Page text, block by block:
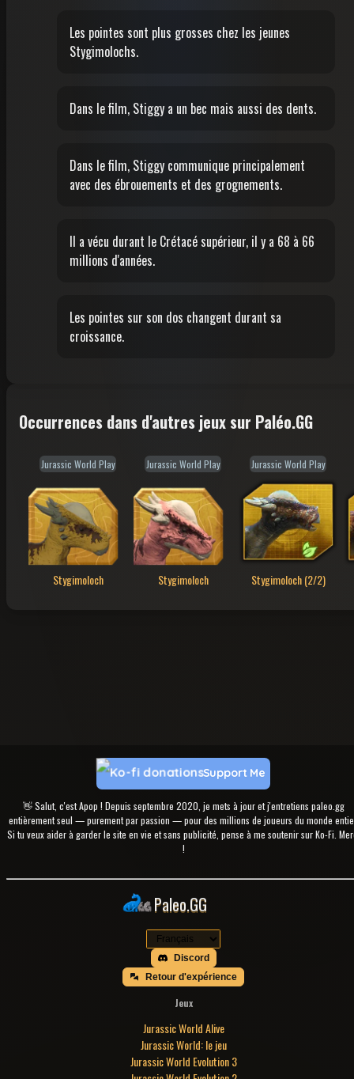
Les pointes sont plus grosses chez les jeunes
Stygimolochs.
Dans le film, Stiggy a un bec mais aussi des dents.
Dans le film, Stiggy communique principalement
avec des ébrouements et des grognements.
Il a vécu durant le Crétacé supérieur, il y a 68 à 66
millions d'années.
Les pointes sur son dos changent durant sa
croissance.
Occurrences dans d'autres jeux sur Paléo.GG
Jurassic World Play
Stygimoloch
Jurassic World Play
Stygimoloch
Jurassic World Play
Stygimoloch (2/2)
👋 Salut, c'est Apop ! Depuis septembre 2020, je mets à jour et j'entretiens paleo.gg
entièrement seul — purement par passion — pour des millions de joueurs du monde
Si tu veux aider à garder le site en vie et sans publicité, pense à me soutenir sur Ko-Fi.
!
Support Me
Paleo.GG
Discord
Retour d'expérience
Jeux
Jurassic World Alive
Jurassic World: le jeu
Jurassic World Evolution 3